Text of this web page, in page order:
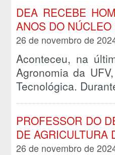
DEA RECEBE
ANOS DO
26 de novembro de
Aconteceu, na
Agronomia da
Tecnológica.
PROFESSOR DO
DE AGRICULTURA
26 de novembro de